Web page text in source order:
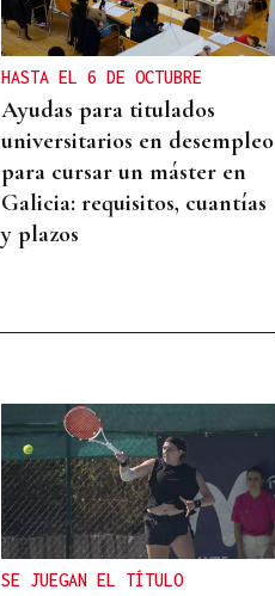
HASTA EL 6 DE OCTUBRE
Ayudas para titulados
universitarios en desempleo
para cursar un máster en
Galicia: requisitos, cuantías
y plazos
SE JUEGAN EL TÍTULO